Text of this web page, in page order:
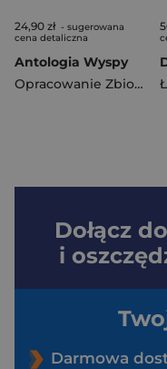
24,90 zł - sugerowana
cena detaliczna
Antologia Wyspy
Opracowanie Zbiorowe
Dołącz do
i
Darmowa